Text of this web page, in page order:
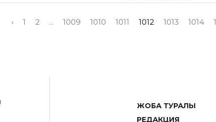
‹ 1 2 ... 1009 1010 1011 1012 1013 1014
ЖОБА ТУРАЛЫ
РЕДАКЦИЯ